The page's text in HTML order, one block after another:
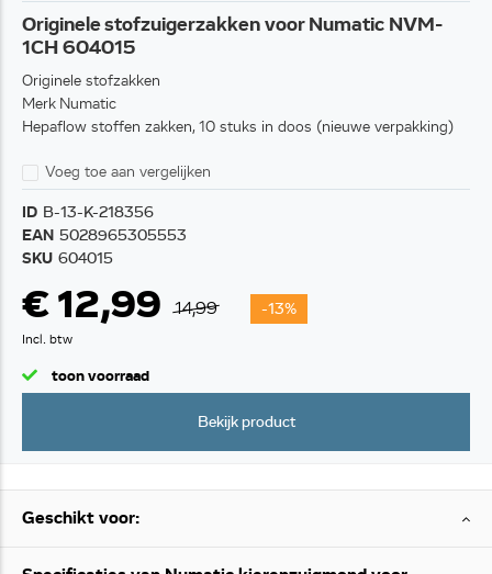
Originele stofzuigerzakken voor Numatic NVM-
1CH 604015
Originele stofzakken
Merk Numatic
Hepaflow stoffen zakken, 10 stuks in doos (nieuwe verpakking)
Voeg toe aan vergelijken
ID B-13-K-218356
EAN 5028965305553
SKU 604015
€ 12,99 14,99 -13%
Incl. btw
toon voorraad
Bekijk product
Geschikt voor: